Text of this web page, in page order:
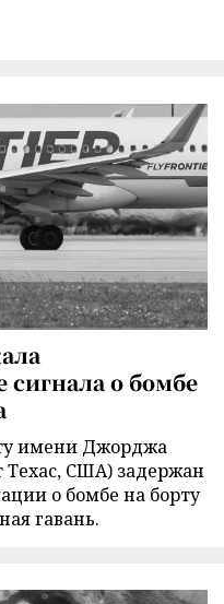
сигнала о бомбе
имени Джорджа
США) задержан
о бомбе на борту
гавань.